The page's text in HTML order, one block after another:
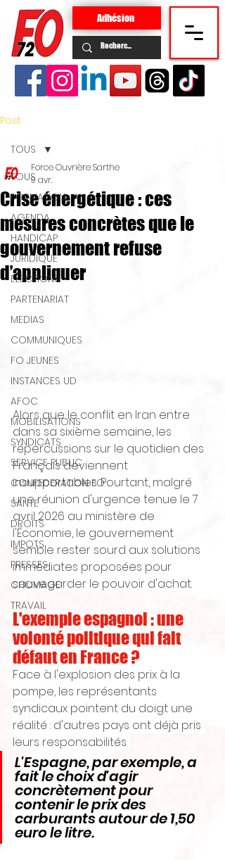
Adhésion
Post
TOUS
FORMATION
AGENDA
HANDICAP
JURIDIQUE
ELECTIONS
PARTENARIAT
MEDIAS
COMMUNIQUES
FO JEUNES
INSTANCES UD
AFOC
MOBILISATIONS
SYNDICATS
SERVICE PUBLIC
CONFEDERATION FO
SANTE
DROITS
IMPOTS
PRESSES
CHOMAGE
TRAVAIL
TOUS
Crise énergétique : ces
mesures concrètes que le
gouvernement refuse
d’appliquer
Force Ouvrière Sarthe
9 avr.
Alors que le conflit en Iran entre
dans sa sixième semaine, les
répercussions sur le quotidien des
Français deviennent
insupportables. Pourtant, malgré
une réunion d'urgence tenue le 7
avril 2026 au ministère de
l'Économie, le gouvernement
semble rester sourd aux solutions
immédiates proposées pour
sauvegarder le pouvoir d'achat.
L'exemple espagnol : une
volonté politique qui fait
défaut en France ?
Face à l'explosion des prix à la
pompe, les représentants
syndicaux pointent du doigt une
réalité : d'autres pays ont déjà pris
leurs responsabilités.
L'Espagne, par exemple, a
fait le choix d'agir
concrètement pour
contenir le prix des
carburants autour de 1,50
euro le litre.